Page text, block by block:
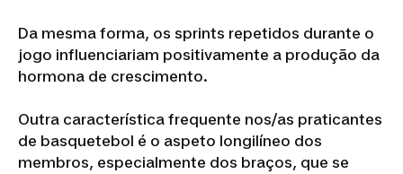
Da mesma forma, os sprints repetidos durante o
jogo influenciariam positivamente a produção da
hormona de crescimento.
Outra característica frequente nos/as praticantes
de basquetebol é o aspeto longilíneo dos
membros, especialmente dos braços, que se